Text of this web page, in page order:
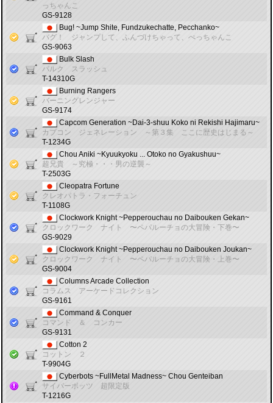
っちゃんこ
GS-9128
Bug! ~Jump Shite, Fundzukechatte, Pecchanko~
バグ！ ジャンプして、ふんづけちゃって、ぺっちゃんこ
GS-9063
Bulk Slash
バルク スラッシュ
T-14310G
Burning Rangers
バーニングレンジャー
GS-9174
Capcom Generation ~Dai-3-shuu Koko ni Rekishi Hajimaru~
カプコン ジェネレーション ～第３集 ここに歴史はじまる～
T-1234G
Chou Aniki ~Kyuukyoku ... Otoko no Gyakushuu~
超兄貴 ～究極・・・男の逆襲～
T-2503G
Cleopatra Fortune
クレオパトラ・フォーチュン
T-1108G
Clockwork Knight ~Pepperouchau no Daibouken Gekan~
クロックワーク ナイト 〜ペパルーチョの大冒険・下巻〜
GS-9029
Clockwork Knight ~Pepperouchau no Daibouken Joukan~
クロックワーク ナイト 〜ペパルーチョの大冒険・上巻〜
GS-9004
Columns Arcade Collection
コラムス アーケードコレクション
GS-9161
Command & Conquer
コマンド ＆ コンカー
GS-9131
Cotton 2
コットン ２
T-9904G
Cyberbots ~FullMetal Madness~ Chou Genteiban
サイバーボッツ 超限定版
T-1216G